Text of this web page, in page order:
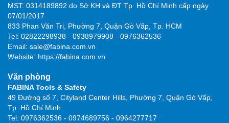
MST: 0314189892 do Sở KH và ĐT Tp. Hồ Chí Minh cấp ngày
07/01/2017
833 Phan Văn Trị, Phường 7, Quận Gò Vấp, Tp. HCM
Tel: 02822298938 - 0938979908 - 0976362536
Email: sale@fabina.com.vn
Website: https://fabina.com.vn
Văn phòng
FABINA Tools & Safety
49 Đường số 7, Cityland Center Hills, Phường 7, Quận Gò Vấp,
Tp. Hồ Chí Minh
Tel: 0976362536 - 0974689756 - 0964277717